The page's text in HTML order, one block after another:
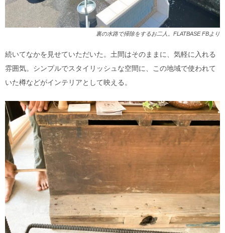
裏の水路で掃除をするお二人。FLATBASE FBより
続いてなかを見せていただいた。土間はそのままに、気軽に入れる
雰囲気。シンプルでスタイリッシュな空間に、この地域で使われて
いた樽などがインテリアとして映える。